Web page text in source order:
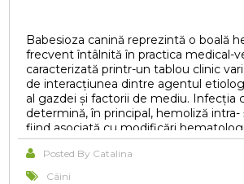
Babesioza canină reprezintă o boală
frecvent întâlnită în practica medical-
caracterizată printr-un tablou clinic
de interacțiunea dintre agentul
al gazdei și factorii de mediu. Infecția
determină, în principal, hemoliză intra-
fiind asociată cu modificări
semnificative, care pot evolua de la
până la sindroame severe, cu afectare
Manifestările clinice sunt adesea
Posted By Catalina
Câini